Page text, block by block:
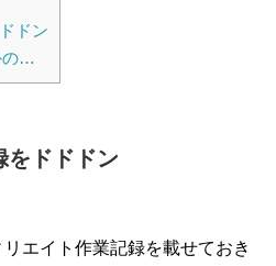
ドン
の…
をドドドン
エイト作業記録を載せておき